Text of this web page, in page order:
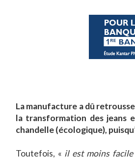
La manufacture a dû
la transformation des jeans
chandelle (écologique),
Toutefois, « il est moins facile